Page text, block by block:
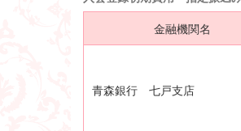
金融機関名
青森銀行 七戸支店